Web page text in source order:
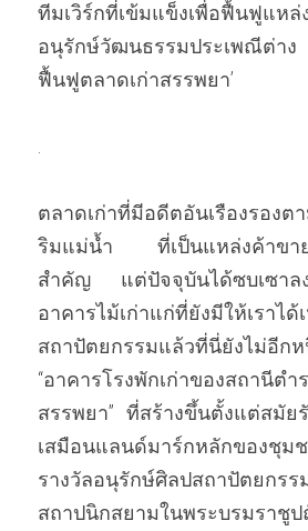
ทีมเวิร์กที่เข้มแข็งเพื่อฟื้นฟูแหล่
อนุรักษ์วัฒนธรรมประเพณีต่า
ฟื้นฟูตลาดเก่าสรรพยา’
ตลาดเก่าที่มีอดีตอันเรืองรองต
ริมแม่น้ำ ที่เป็นแหล่งค้าขาย
สำคัญ แต่ปัจจุบันได้ซบเซา
อาคารไม้เก่าแก่ที่ยังมีให้เราไ
สถาปัตยกรรมแล้วที่นี่ยังไม่อีก
“อาคารโรงพักเก่าของสถานีตำ
สรรพยา” ที่สร้างขึ้นตั้งแต่สมัย
เสมือนแลนด์มาร์กหลักของชุ
รางวัลอนุรักษ์ศิลปสถาปัตยกร
สถาปนิกสยามในพระบรมราชูป